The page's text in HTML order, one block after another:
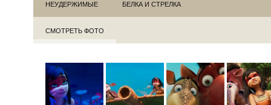
НЕУДЕРЖИМЫЕ БЕЛКА И СТРЕЛКА
СМОТРЕТЬ ФОТО